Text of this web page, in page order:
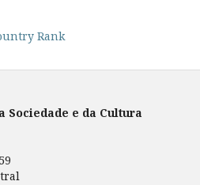
Sociedade e da Cultura